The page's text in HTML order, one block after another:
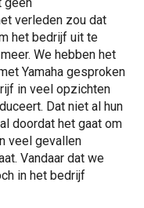
verleden zou dat
het bedrijf uit te
We hebben het
Yamaha gesproken
in veel opzichten
Dat niet al hun
doordat het gaat om
veel gevallen
Vandaar dat we
in het bedrijf